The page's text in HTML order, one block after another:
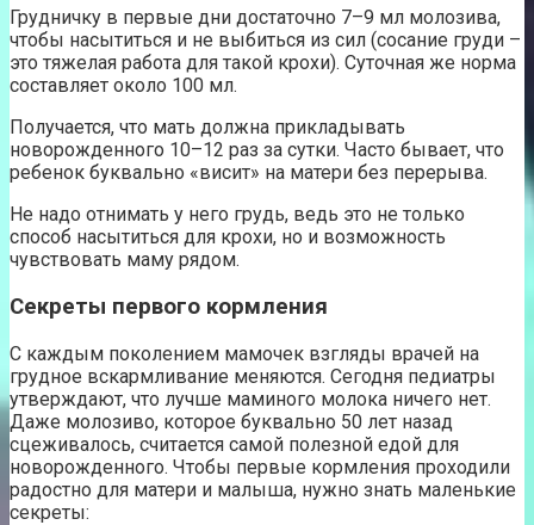
Грудничку в первые дни достаточно 7–9 мл молозива,
чтобы насытиться и не выбиться из сил (сосание груди –
это тяжелая работа для такой крохи). Суточная же норма
составляет около 100 мл.
Получается, что мать должна прикладывать
новорожденного 10–12 раз за сутки. Часто бывает, что
ребенок буквально «висит» на матери без перерыва.
Не надо отнимать у него грудь, ведь это не только
способ насытиться для крохи, но и возможность
чувствовать маму рядом.
Секреты первого кормления
С каждым поколением мамочек взгляды врачей на
грудное вскармливание меняются. Сегодня педиатры
утверждают, что лучше маминого молока ничего нет.
Даже молозиво, которое буквально 50 лет назад
сцеживалось, считается самой полезной едой для
новорожденного. Чтобы первые кормления проходили
радостно для матери и малыша, нужно знать маленькие
секреты: